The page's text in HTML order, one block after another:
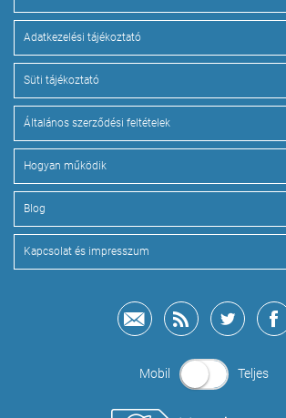
Adatkezelési tájékoztató
Süti tájékoztató
Általános szerződési feltételek
Hogyan működik
Blog
Kapcsolat és impresszum
Mobil Teljes